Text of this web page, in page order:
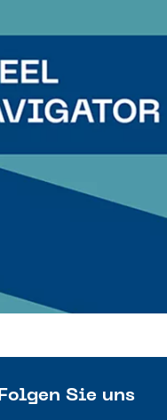
Folgen Sie uns